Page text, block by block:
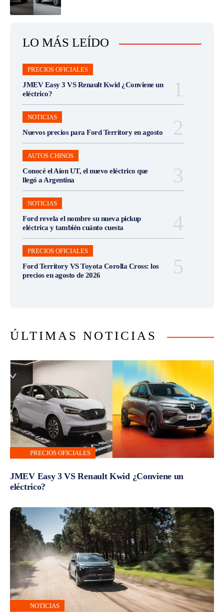
LO MÁS LEÍDO
PRECIOS OFICIALES
JMEV Easy 3 VS Renault Kwid ¿Conviene un
eléctrico?
NOTICIAS
Nuevos precios para Ford Territory en agosto
AUTOS CHINOS
Conocé el Aion UT, el nuevo eléctrico que
llegó a Argentina
NOTICIAS
Ford revela el nombre su nueva pickup
eléctrica y también cuánto cuesta
PRECIOS OFICIALES
Ford Territory VS Toyota Corolla Cross: los
precios en agosto de 2026
ÚLTIMAS NOTICIAS
PRECIOS OFICIALES
JMEV Easy 3 VS Renault Kwid ¿Conviene un
eléctrico?
NOTICIAS